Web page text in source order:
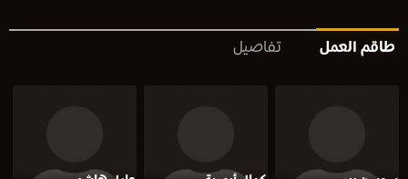
طاقم العمل تفاصيل